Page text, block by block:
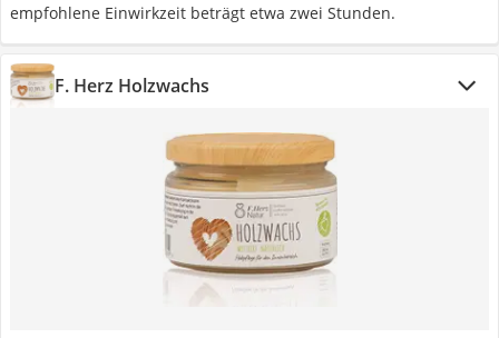
empfohlene Einwirkzeit beträgt etwa zwei Stunden.
F. Herz Holzwachs